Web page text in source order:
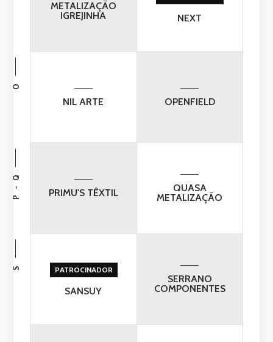
METALIZAÇÃO
IGREJINHA
NEXT
NIL ARTE
O
OPENFIELD
PRIMU'S TÊXTIL
P - Q
QUASA
METALIZAÇÃO
PATROCINADOR
SANSUY
S
SERRANO
COMPONENTES